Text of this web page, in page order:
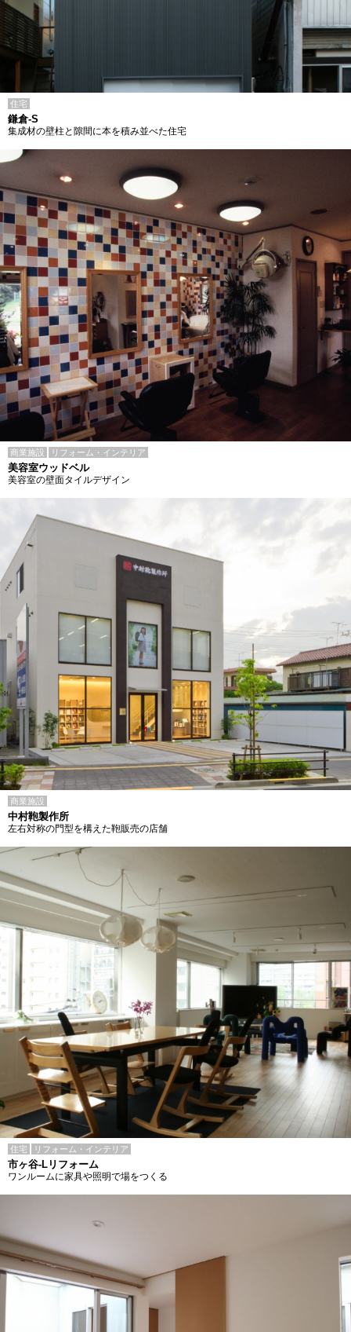
住宅
鎌倉-S
集成材の壁柱と隙間に本を積み並べた住宅
商業施設 リフォーム・インテリア
美容室ウッドベル
美容室の壁面タイルデザイン
商業施設
中村鞄製作所
左右対称の門型を構えた鞄販売の店舗
住宅 リフォーム・インテリア
市ヶ谷-Lリフォーム
ワンルームに家具や照明で場をつくる